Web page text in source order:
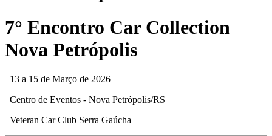
7° Encontro Car Collection
Nova Petrópolis
13 a 15 de Março de 2026
Centro de Eventos - Nova Petrópolis/RS
Veteran Car Club Serra Gaúcha